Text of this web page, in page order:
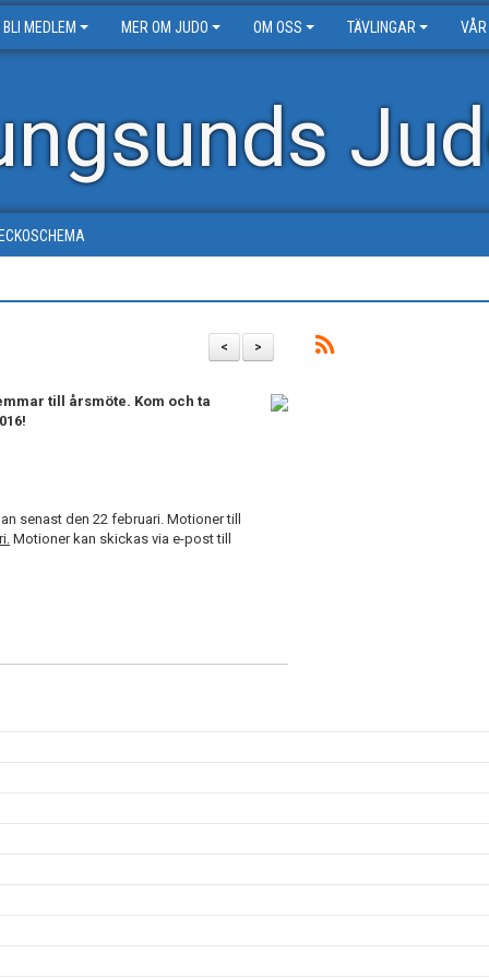
BLI MEDLEM MER OM JUDO OM OSS TÄVLINGAR VÅR
>
<
till årsmöte. Kom och ta
senast den 22 februari. Motioner till
Motioner kan skickas via e-post till